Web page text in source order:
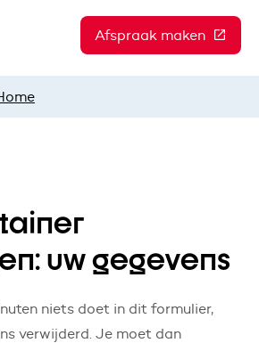
Afspraak maken (Deze
uw gegevens
niets doet in dit formulier,
verwijderd. Je moet dan